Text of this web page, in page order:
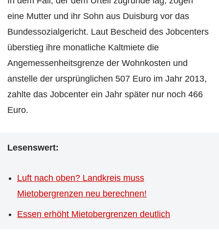
eine Mutter und ihr Sohn aus Duisburg vor das
Bundessozialgericht. Laut Bescheid des Jobcenters
überstieg ihre monatliche Kaltmiete die
Angemessenheitsgrenze der Wohnkosten und
anstelle der ursprünglichen 507 Euro im Jahr 2013,
zahlte das Jobcenter ein Jahr später nur noch 466
Euro.
Lesenswert:
Luft nach oben? Landkreis muss
Mietobergrenzen neu berechnen!
Essen erhöht Mietobergrenzen deutlich